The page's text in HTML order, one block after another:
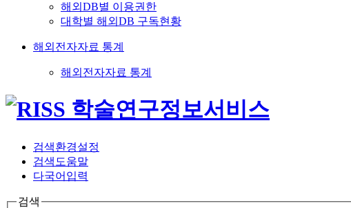
해외DB별 이용권한
대학별 해외DB 구독현황
해외전자자료 통계
해외전자자료 통계
검색환경설정
검색도움말
다국어입력
검색